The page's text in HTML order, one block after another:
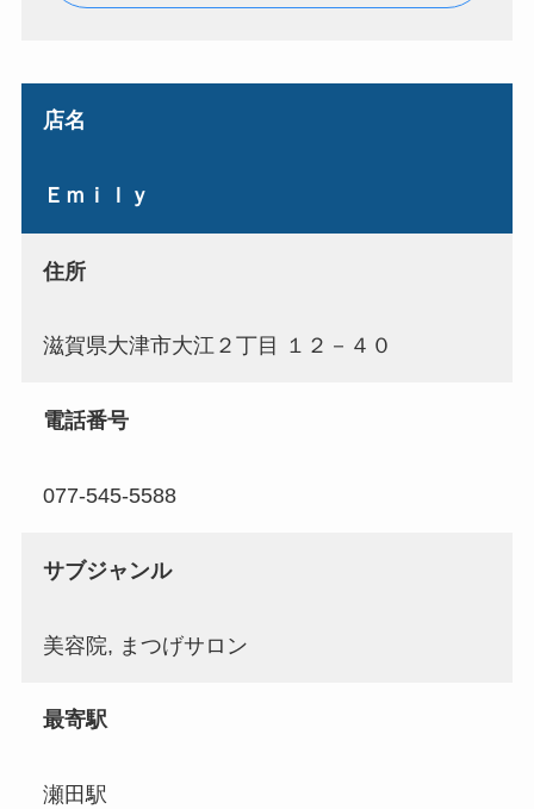
店名
Ｅｍｉｌｙ
住所
滋賀県大津市大江２丁目 １２－４０
電話番号
077-545-5588
サブジャンル
美容院, まつげサロン
最寄駅
瀬田駅